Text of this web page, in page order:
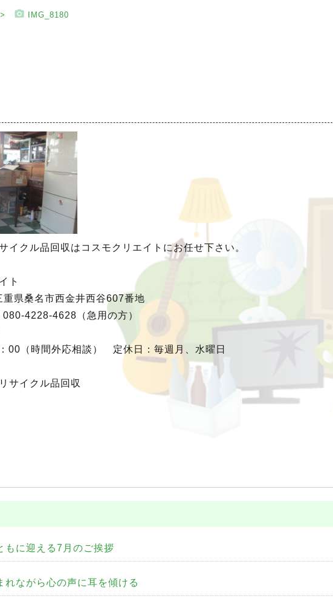
photo_camera IMG_8180
イクル品回収はコスモクリエイトにお任せ下さい。
ト
県桑名市西金井西谷607番地
4228-4628（急用の方）
00（時間外応相談） 定休日：毎週月、水曜日
サイクル品回収
もに迎える7月のご挨拶
れながら心の声に耳を傾ける